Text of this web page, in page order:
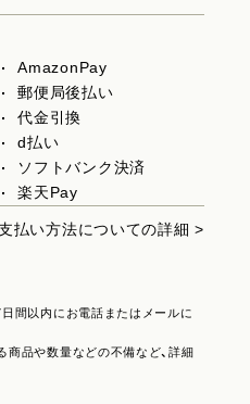
AmazonPay
郵便局後払い
代金引換
d払い
ソフトバンク決済
楽天Pay
払い方法についての詳細 >
間以内にお電話またはメールに
商品や数量などの不備など、詳細